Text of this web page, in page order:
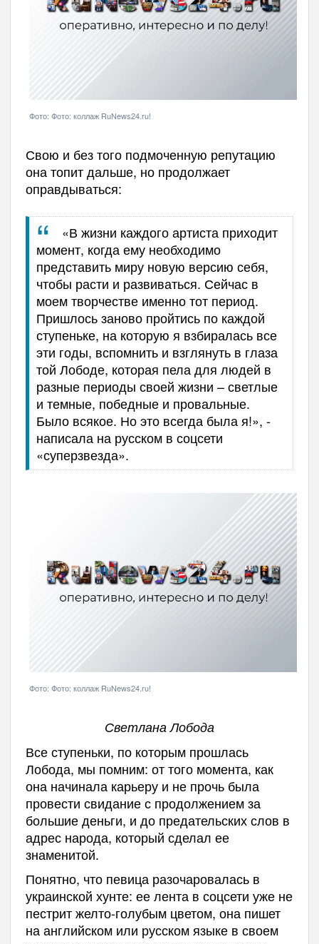
Фото: Фото: коллаж RuNews24.ru!
Свою и без того подмоченную репутацию
она топит дальше, но продолжает
оправдываться:
«В жизни каждого артиста приходит
момент, когда ему необходимо
представить миру новую версию себя,
чтобы расти и развиваться. Сейчас в
моем творчестве именно тот период.
Пришлось заново пройтись по каждой
ступеньке, на которую я взбиралась все
эти годы, вспомнить и взглянуть в глаза
той Лободе, которая пела для людей в
разные периоды своей жизни – светлые
и темные, победные и провальные.
Было всякое. Но это всегда была я!», -
написала на русском в соцсети
«суперзвезда».
Фото: Фото: коллаж RuNews24.ru!
Светлана Лобода
Все ступеньки, по которым прошлась
Лобода, мы помним: от того момента, как
она начинала карьеру и не прочь была
провести свидание с продолжением за
большие деньги, и до предательских слов в
адрес народа, который сделал ее
знаменитой.
Понятно, что певица разочаровалась в
украинской хунте: ее лента в соцсети уже не
пестрит желто-голубым цветом, она пишет
на английском или русском языке в своем